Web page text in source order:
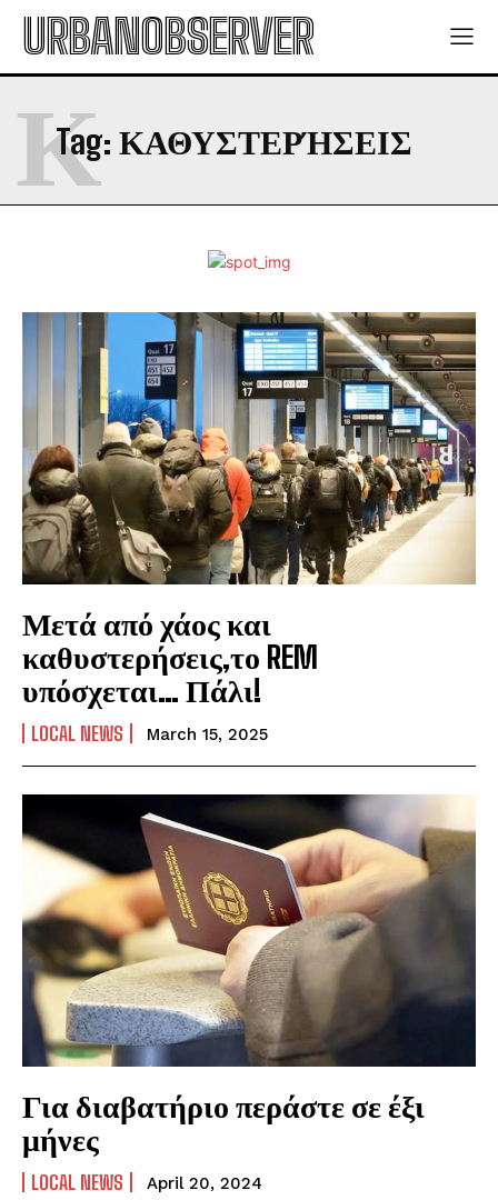
URBANOBSERVER
Tag: ΚΑΘΥΣΤΕΡΉΣΕΙΣ
Κ
Μετά από χάος και
καθυστερήσεις,το REM
υπόσχεται… Πάλι!
LOCAL NEWS March 15, 2025
Για διαβατήριο περάστε σε έξι
μήνες
LOCAL NEWS April 20, 2024